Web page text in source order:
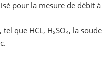
pour la mesure de débit
que HCL, H₂SO₄, la